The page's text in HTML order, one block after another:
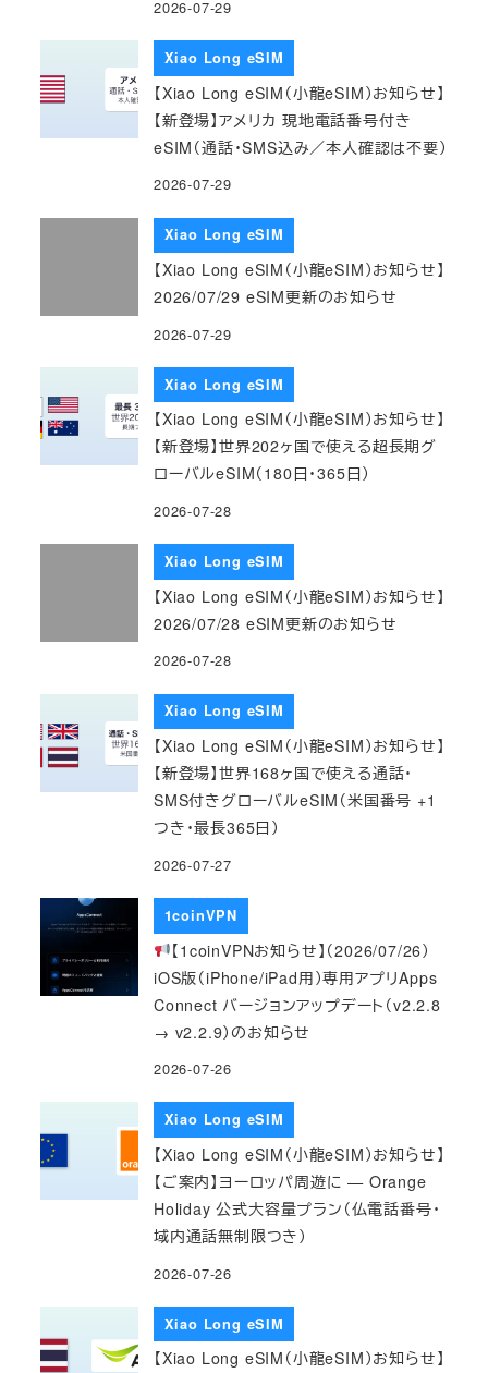
2026-07-29
Xiao Long eSIM
【Xiao Long eSIM（小龍eSIM）お知らせ】
【新登場】アメリカ 現地電話番号付き
eSIM（通話・SMS込み／本人確認は不要）
2026-07-29
Xiao Long eSIM
【Xiao Long eSIM（小龍eSIM）お知らせ】
2026/07/29 eSIM更新のお知らせ
2026-07-29
Xiao Long eSIM
【Xiao Long eSIM（小龍eSIM）お知らせ】
【新登場】世界202ヶ国で使える超長期グ
ローバルeSIM（180日・365日）
2026-07-28
Xiao Long eSIM
【Xiao Long eSIM（小龍eSIM）お知らせ】
2026/07/28 eSIM更新のお知らせ
2026-07-28
Xiao Long eSIM
【Xiao Long eSIM（小龍eSIM）お知らせ】
【新登場】世界168ヶ国で使える通話・
SMS付きグローバルeSIM（米国番号 +1
つき・最長365日）
2026-07-27
1coinVPN
【1coinVPNお知らせ】（2026/07/26）
iOS版（iPhone/iPad用）専用アプリApps
Connect バージョンアップデート（v2.2.8
→ v2.2.9）のお知らせ
2026-07-26
Xiao Long eSIM
【Xiao Long eSIM（小龍eSIM）お知らせ】
【ご案内】ヨーロッパ周遊に — Orange
Holiday 公式大容量プラン（仏電話番号・
域内通話無制限つき）
2026-07-26
Xiao Long eSIM
【Xiao Long eSIM（小龍eSIM）お知らせ】